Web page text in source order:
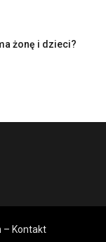
żonę i dzieci?
– Kontakt